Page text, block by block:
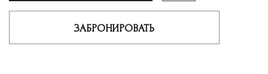
ЗАБРОНИРОВАТЬ